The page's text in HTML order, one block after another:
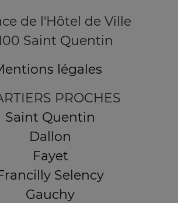
de l'Hôtel de Ville
Saint Quentin
légales
PROCHES
Saint Quentin
Dallon
Fayet
Selency
Gauchy